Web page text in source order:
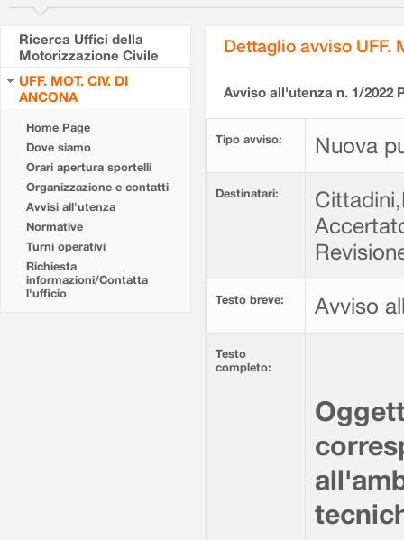
Ricerca Uffici della
Motorizzazione Civile
UFF. MOT. CIV. DI
ANCONA
Home Page
Dove siamo
Orari apertura sportelli
Organizzazione e contatti
Avvisi all'utenza
Normative
Turni operativi
Richiesta
informazioni/Contatta
l'ufficio
Dettaglio avviso UFF.
Avviso all'utenza n. 1/2022
Tipo avviso: Nuova
Destinatari:
Testo breve: Avviso
Testo
completo: